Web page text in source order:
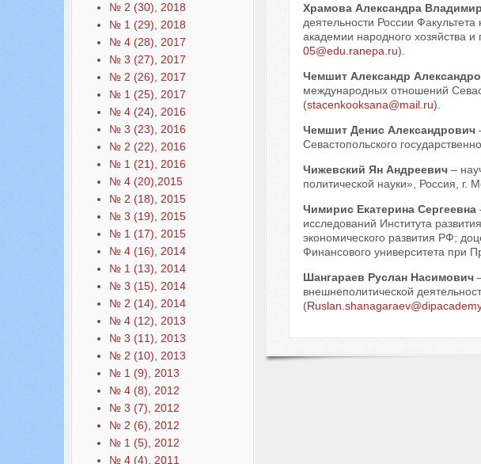
№ 2 (30), 2018
№ 1 (29), 2018
№ 4 (28), 2017
№ 3 (27), 2017
№ 2 (26), 2017
№ 1 (25), 2017
№ 4 (24), 2016
№ 3 (23), 2016
№ 2 (22), 2016
№ 1 (21), 2016
№ 4 (20),2015
№ 2 (18), 2015
№ 3 (19), 2015
№ 1 (17), 2015
№ 4 (16), 2014
№ 1 (13), 2014
№ 3 (15), 2014
№ 2 (14), 2014
№ 4 (12), 2013
№ 3 (11), 2013
№ 2 (10), 2013
№ 1 (9), 2013
№ 4 (8), 2012
№ 3 (7), 2012
№ 2 (6), 2012
№ 1 (5), 2012
№ 4 (4), 2011
Храмова Александра
деятельности России
академии народного хозяйства
05@edu.ranepa.ru).
Чемшит Александр
международных отношений
(stacenkooksana@mail.ru).
Чемшит Денис Александрович
Севастопольского
Чижевский Ян Андреевич –
политической науки», Россия, г.
Чимирис Екатерина Сергеевна
исследований Института
экономического развития РФ;
Финансового университета при
Шангараев Руслан Насимович
внешнеполитической
(